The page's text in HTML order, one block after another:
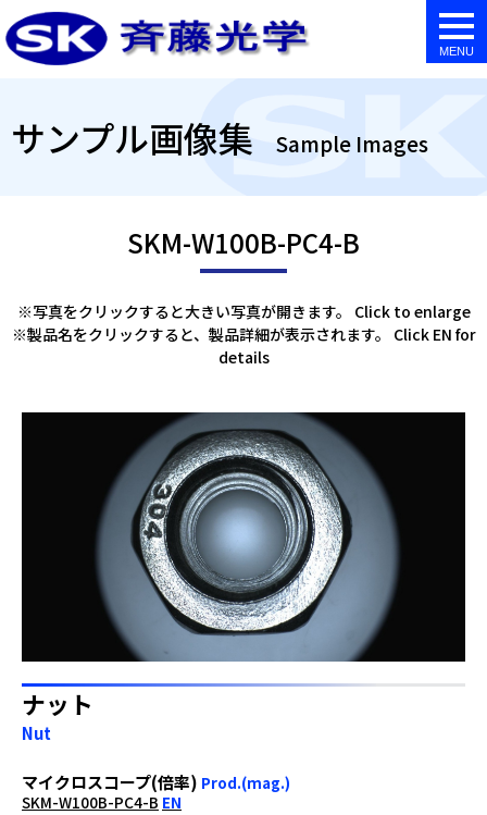
サンプル画像集 Sample Images
SKM-W100B-PC4-B
※写真をクリックすると大きい写真が開きます。 Click to enlarge
※製品名をクリックすると、製品詳細が表示されます。 Click EN for
details
ナット
Nut
マイクロスコープ(倍率) Prod.(mag.)
SKM-W100B-PC4-B EN